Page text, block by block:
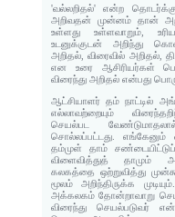
'வல்லறிதல்' என்ற தொடர்க்கு
அறிவதன் முன்னம் தான்
உள்ளது உள்ளவாறும்,
உடனுக்குடன் அறிந்து
அறிதல், விரைவில் அறிதல்,
என உரை ஆசிரியர்கள்
விரைந்து அறிதல் என்பது
ஆட்சியாளர் தம் நாட்டில்
எல்லாவற்றையும்
செயல்பட
சொல்லப்பட்டது. எங்கேனும்
தம்முள் தாம்
விளைவித்துத் தாமும்
கலகத்தை ஒற்றுவித்து
மூலம் அறிந்திருக்க
அக்கலகம் தோன்றாவாறு
விரைந்து செயல்படுவர்